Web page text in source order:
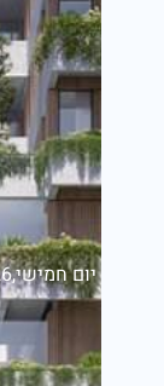
יום חמישי,19/02/26